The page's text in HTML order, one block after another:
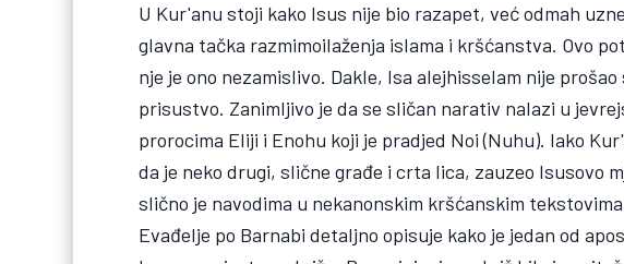
U Kur'anu stoji kako Isus nije bio razapet, već odmah
glavna tačka razmimoilaženja islama i kršćanstva. Ovo
nje je ono nezamislivo. Dakle, Isa alejhisselam nije
prisustvo. Zanimljivo je da se sličan narativ nalazi u
prorocima Eliji i Enohu koji je pradjed Noi (Nuhu). Iako
da je neko drugi, slične građe i crta lica, zauzeo Isusovo
slično je navodima u nekanonskim kršćanskim
Evađelje po Barnabi detaljno opisuje kako je jedan od